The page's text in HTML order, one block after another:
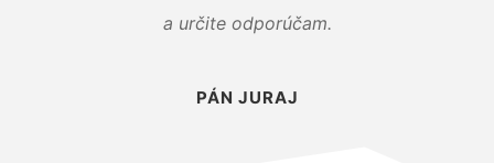
a určite odporúčam.
PÁN JURAJ